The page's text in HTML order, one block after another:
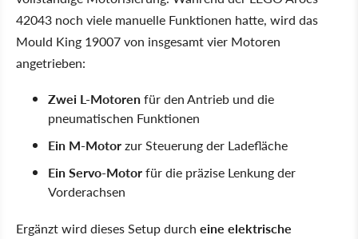
42043 noch viele manuelle Funktionen hatte, wird das
Mould King 19007 von insgesamt vier Motoren
angetrieben:
Zwei L-Motorenfür den Antrieb und die
pneumatischen Funktionen
Ein M-Motorzur Steuerung der Ladefläche
Ein Servo-Motorfür die präzise Lenkung der
Vorderachsen
Ergänzt wird dieses Setup durch eine elektrische